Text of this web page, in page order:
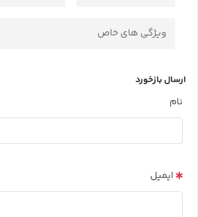
ویژگی های خاص
ارسال بازخورد
نام
ایمیل